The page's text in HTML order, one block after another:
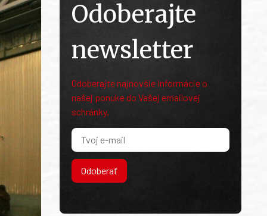
Odoberajte
newsletter
Odoberajte najnovšie informácie o
našej ponuke do Vašej emailovej
schránky.
Odoberať